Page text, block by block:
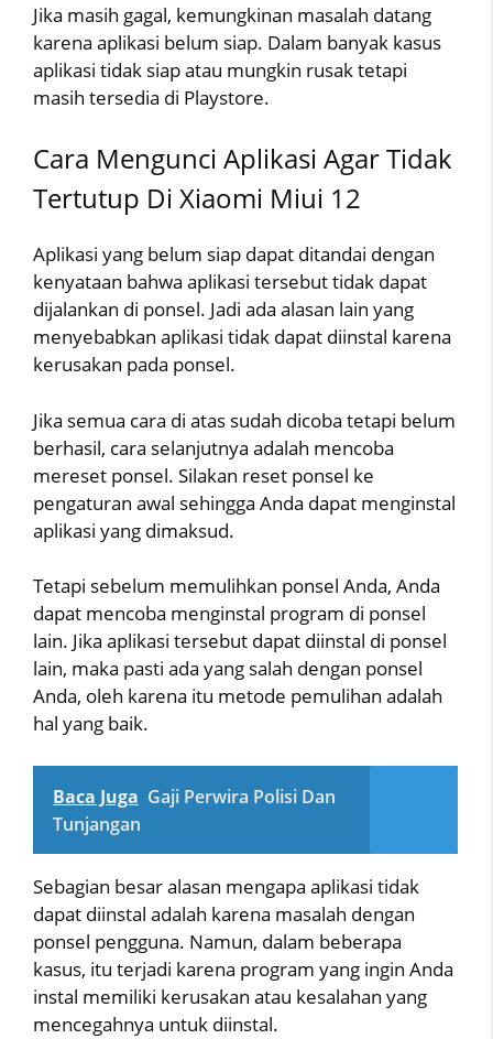
Jika masih gagal, kemungkinan masalah datang
karena aplikasi belum siap. Dalam banyak kasus
aplikasi tidak siap atau mungkin rusak tetapi
masih tersedia di Playstore.
Cara Mengunci Aplikasi Agar Tidak
Tertutup Di Xiaomi Miui 12
Aplikasi yang belum siap dapat ditandai dengan
kenyataan bahwa aplikasi tersebut tidak dapat
dijalankan di ponsel. Jadi ada alasan lain yang
menyebabkan aplikasi tidak dapat diinstal karena
kerusakan pada ponsel.
Jika semua cara di atas sudah dicoba tetapi belum
berhasil, cara selanjutnya adalah mencoba
mereset ponsel. Silakan reset ponsel ke
pengaturan awal sehingga Anda dapat menginstal
aplikasi yang dimaksud.
Tetapi sebelum memulihkan ponsel Anda, Anda
dapat mencoba menginstal program di ponsel
lain. Jika aplikasi tersebut dapat diinstal di ponsel
lain, maka pasti ada yang salah dengan ponsel
Anda, oleh karena itu metode pemulihan adalah
hal yang baik.
Baca Juga Gaji Perwira Polisi Dan
Tunjangan
Sebagian besar alasan mengapa aplikasi tidak
dapat diinstal adalah karena masalah dengan
ponsel pengguna. Namun, dalam beberapa
kasus, itu terjadi karena program yang ingin Anda
instal memiliki kerusakan atau kesalahan yang
mencegahnya untuk diinstal.